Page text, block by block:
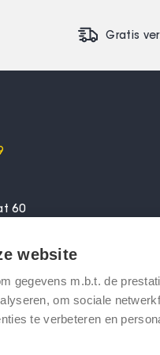
Gratis
60
Bel dan voor een
website
gegevens m.b.t. de
om sociale
te verbeteren en